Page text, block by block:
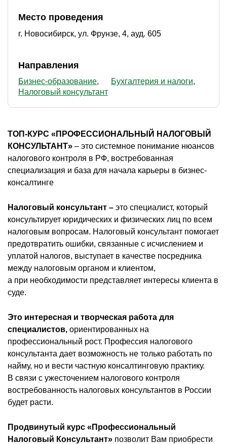
Место проведения
г. Новосибирск, ул. Фрунзе, 4, ауд. 605
Направления
Бизнес-образование
Бухгалтерия и налоги
Налоговый консультант
ТОП-КУРС «ПРОФЕССИОНАЛЬНЫЙ НАЛОГОВЫЙ
КОНСУЛЬТАНТ» – это системное понимание нюансов
налогового контроля в РФ, востребованная
специализация и база для начала карьеры в бизнес-
консалтинге
Налоговый консультант – это специалист, который
консультирует юридических и физических лиц по всем
налоговым вопросам. Налоговый консультант помогает
предотвратить ошибки, связанные с исчислением и
уплатой налогов, выступает в качестве посредника
между налоговым органом и клиентом,
а при необходимости представляет интересы клиента в
суде.
Это интересная и творческая работа для
специалистов, ориентированных на
профессиональный рост. Профессия налогового
консультанта дает возможность не только работать по
найму, но и вести частную консалтинговую практику.
В связи с ужесточением налогового контроля
востребованность налоговых консультантов в России
будет расти.
Продвинутый курс «Профессиональный
Налоговый Консультант» позволит Вам приобрести